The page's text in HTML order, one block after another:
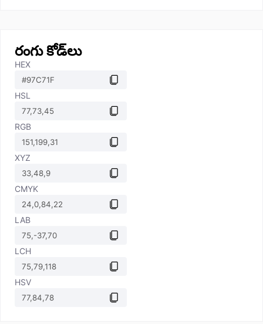
రంగు కోడ్‌లు
HEX
HSL
RGB
XYZ
CMYK
LAB
LCH
HSV